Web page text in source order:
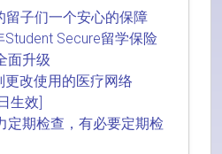
留子们一个安心的保障
Secure留学保险
面升级
改使用的医疗网络
生效]
定期检查，有必要定期检